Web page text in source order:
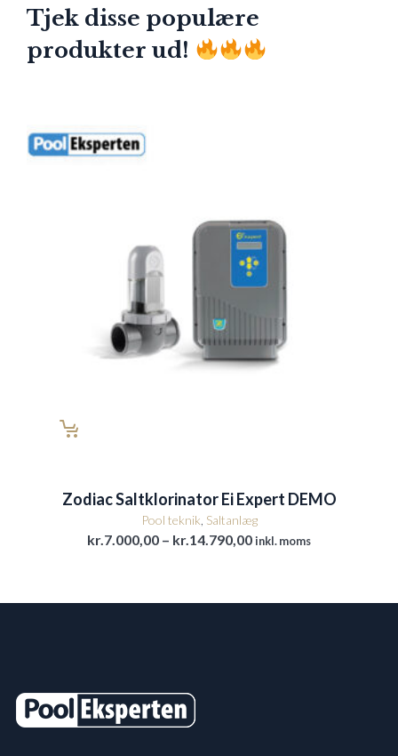
Tjek disse populære
produkter ud!
Zodiac Saltklorinator Ei Expert DEMO
Pool teknik Saltanlæg
kr. 7.000,00 – kr. 14.790,00Prisinterval:
inkl. moms